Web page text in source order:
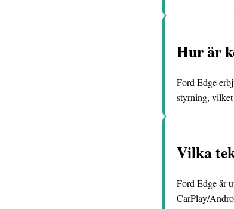
Hur är
Ford Edge
styrning, vilket
Vilka
Ford Edge är
CarPlay/